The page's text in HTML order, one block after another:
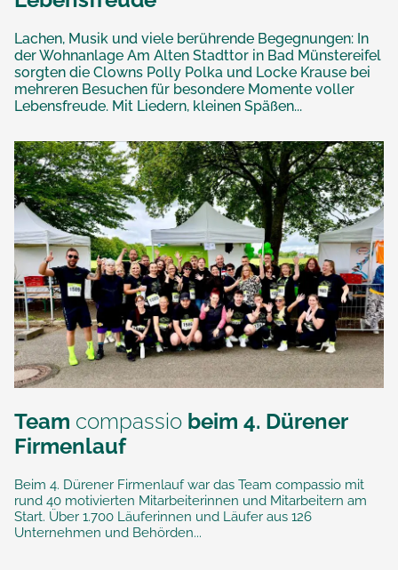
Lachen, Musik und viele berührende Begegnungen: In
der Wohnanlage Am Alten Stadttor in Bad Münstereifel
sorgten die Clowns Polly Polka und Locke Krause bei
mehreren Besuchen für besondere Momente voller
Lebensfreude. Mit Liedern, kleinen Späßen...
Team compassio beim 4. Dürener
Firmenlauf
Beim 4. Dürener Firmenlauf war das Team compassio mit
rund 40 motivierten Mitarbeiterinnen und Mitarbeitern am
Start. Über 1.700 Läuferinnen und Läufer aus 126
Unternehmen und Behörden...